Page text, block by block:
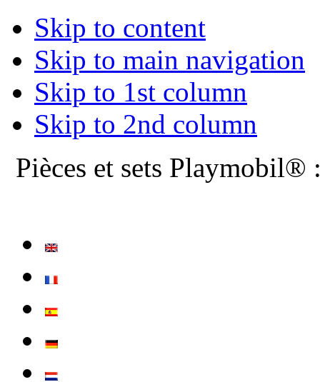
Skip to content
Skip to main navigation
Skip to 1st column
Skip to 2nd column
Pièces et sets Playmobil®